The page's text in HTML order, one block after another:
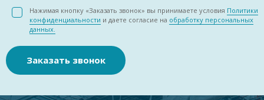
Нажимая кнопку «Заказать звонок» вы принимаете условия Политики
конфиденциальности и даете согласие на обработку персональных
данных.
Заказать звонок